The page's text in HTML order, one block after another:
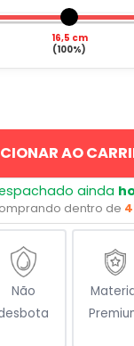
16,5 cm
(100%)
AO
ainda
dentro de
Não